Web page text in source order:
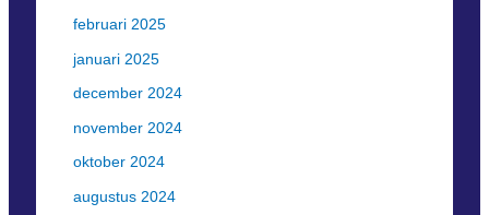
februari 2025
januari 2025
december 2024
november 2024
oktober 2024
augustus 2024